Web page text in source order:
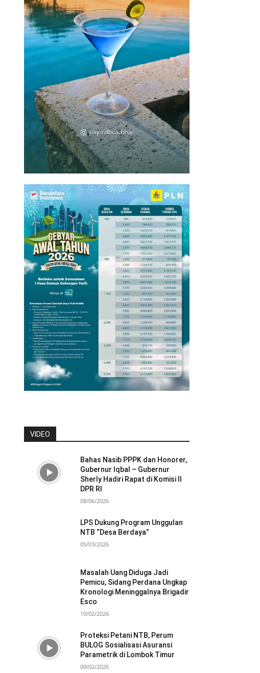
VIDEO
Bahas Nasib PPPK dan Honorer,
Gubernur Iqbal – Gubernur
Sherly Hadiri Rapat di Komisi II
DPR RI
08/06/2026
LPS Dukung Program Unggulan
NTB “Desa Berdaya”
05/03/2026
Masalah Uang Diduga Jadi
Pemicu, Sidang Perdana Ungkap
Kronologi Meninggalnya Brigadir
Esco
10/02/2026
Proteksi Petani NTB, Perum
BULOG Sosialisasi Asuransi
Parametrik di Lombok Timur
09/02/2026